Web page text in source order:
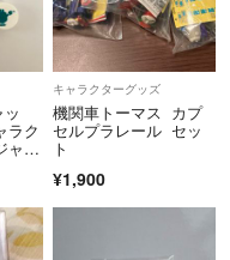
ラク
ャス
キャラクターグッズ
機関車トーマス カプ
セルプラレール セッ
ト
¥1,900